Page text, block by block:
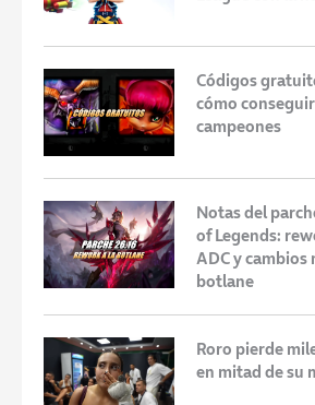
Códigos
cómo
campeones
Notas del
of Legends:
ADC y cambios
botlane
Roro pierde
en mitad de su